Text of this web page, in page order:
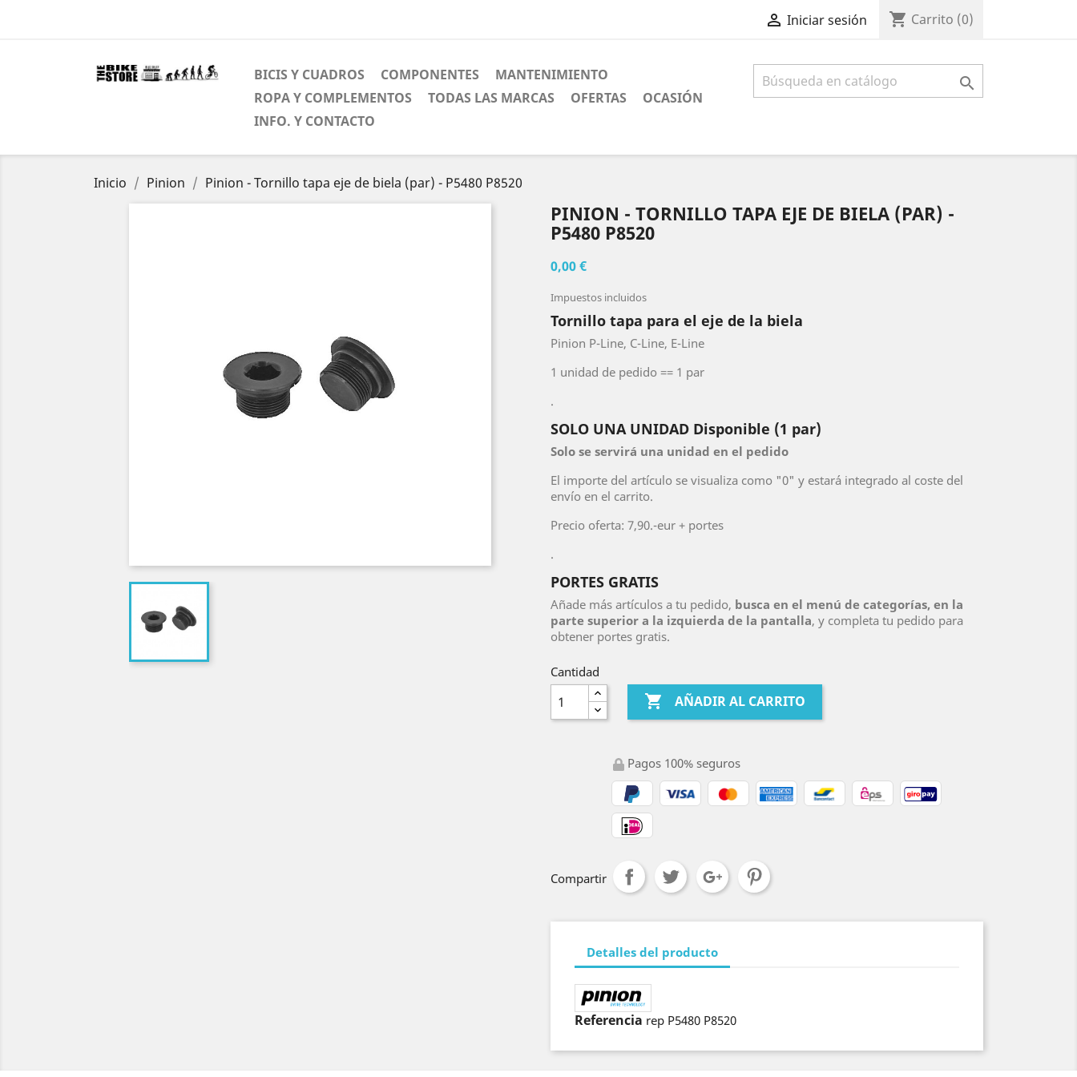
 Iniciar sesión shopping_cart Carrito (0)
BICIS Y CUADROS COMPONENTES
MANTENIMIENTO
ROPA Y COMPLEMENTOS
TODAS LAS MARCAS OFERTAS
OCASIÓN
INFO. Y CONTACTO

Inicio Pinion Pinion - Tornillo tapa eje de biela (par) - P5480 P8520
PINION - TORNILLO TAPA EJE DE BIELA (PAR) -
P5480 P8520
0,00 €
Impuestos incluidos
Tornillo tapa para el eje de la biela
Pinion P-Line, C-Line, E-Line
1 unidad de pedido == 1 par
.
SOLO UNA UNIDAD Disponible (1 par)
Solo se servirá una unidad en el pedido
El importe del artículo se visualiza como "0" y estará integrado al coste del
envío en el carrito.
Precio oferta: 7,90.-eur + portes
.
PORTES GRATIS
Añade más artículos a tu pedido, busca en el menú de categorías, en la
parte superior a la izquierda de la pantalla, y completa tu pedido para
obtener portes gratis.
Cantidad
 AÑADIR AL CARRITO
Pagos 100% seguros
Compartir
Detalles del producto
Referencia rep P5480 P8520